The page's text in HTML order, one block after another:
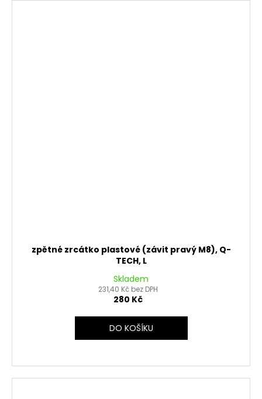
zpětné zrcátko plastové (závit pravý M8), Q-
TECH, L
Skladem
231,40 Kč bez DPH
280 Kč
DO KOŠÍKU